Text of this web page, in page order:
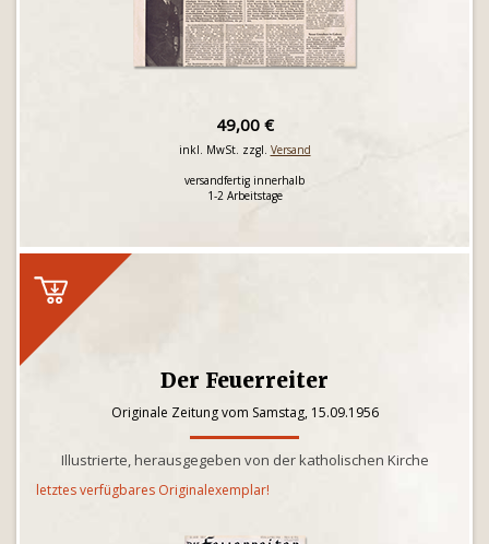
49,00 €
inkl. MwSt. zzgl. Versand
versandfertig innerhalb
1-2 Arbeitstage
Der Feuerreiter
Originale Zeitung vom Samstag, 15.09.1956
Illustrierte, herausgegeben von der katholischen Kirche
letztes verfügbares Originalexemplar!